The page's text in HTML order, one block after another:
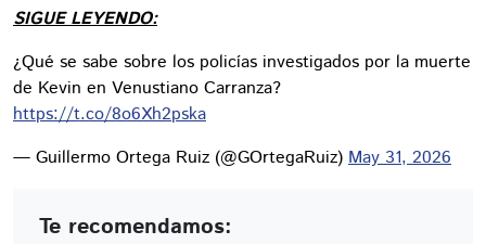
SIGUE LEYENDO:
¿Qué se sabe sobre los policías investigados por la muerte
de Kevin en Venustiano Carranza?
https://t.co/8o6Xh2pska
— Guillermo Ortega Ruiz (@GOrtegaRuiz) May 31, 2026
Te recomendamos: